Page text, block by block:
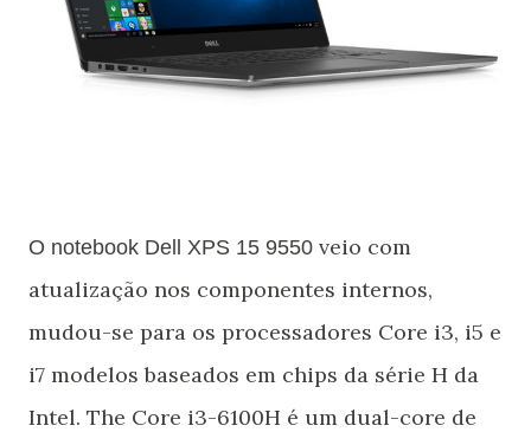
O notebook Dell XPS 15 9550 veio com
atualização nos componentes internos,
mudou-se para os processadores Core i3, i5 e
i7 modelos baseados em chips da série H da
Intel. The Core i3-6100H é um dual-core de